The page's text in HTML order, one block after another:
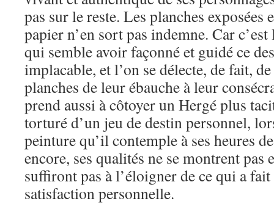
pas sur le reste. Les planches exposées
papier n’en sort pas indemne. Car
qui semble avoir façonné et guidé ce
implacable, et l’on se délecte, de fait,
planches de leur ébauche à leur
prend aussi à côtoyer un Hergé plus
torturé d’un jeu de destin personnel,
peinture qu’il contemple à ses heures
encore, ses qualités ne se montrent pas
suffiront pas à l’éloigner de ce qui a fait
satisfaction personnelle.